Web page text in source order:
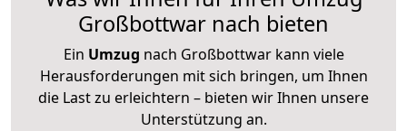
Großbottwar nach bieten
Ein Umzug nach Großbottwar kann viele
Herausforderungen mit sich bringen, um Ihnen
die Last zu erleichtern – bieten wir Ihnen unsere
Unterstützung an.